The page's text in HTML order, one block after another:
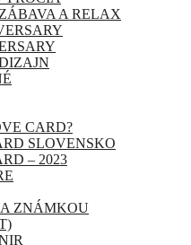
A RELAX
CARD?
SLOVENSKO
– 2023
ZNÁMKOU